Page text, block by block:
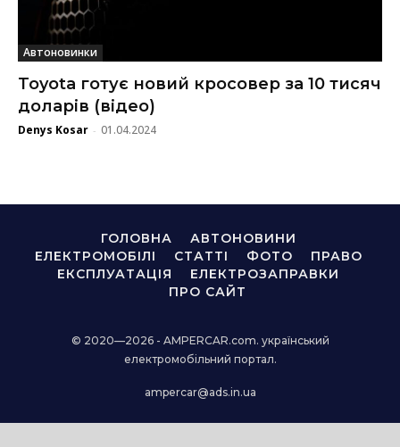
Автоновинки
Toyota готує новий кросовер за 10 тисяч
доларів (відео)
Denys Kosar - 01.04.2024
ГОЛОВНА
АВТОНОВИНИ
ЕЛЕКТРОМОБІЛІ
СТАТТІ ФОТО
ПРАВО
ЕКСПЛУАТАЦІЯ
ЕЛЕКТРОЗАПРАВКИ
ПРО САЙТ
© 2020—2026 - AMPERCAR.com. український
електромобільний портал.
ampercar@ads.in.ua